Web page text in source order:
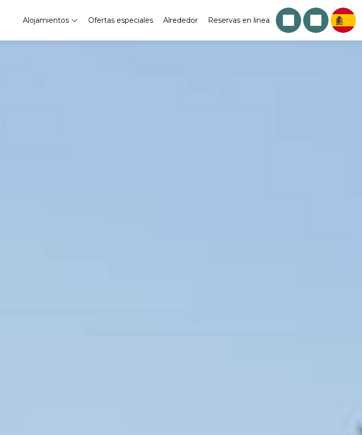
Alojamientos Ofertas especiales Alrededor Reservas en linea